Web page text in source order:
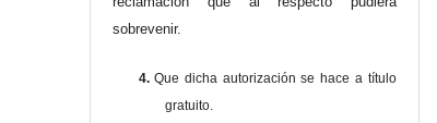
sobrevenir.
4. Que dicha autorización se hace a título
gratuito.